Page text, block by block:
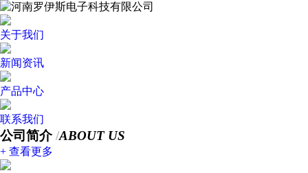
关于我们
新闻资讯
产品中心
联系我们
公司简介/ABOUT US
+ 查看更多